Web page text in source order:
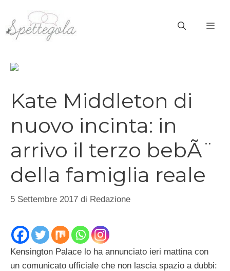
contenuto
Kate Middleton di
nuovo incinta: in
arrivo il terzo bebÃ¨
della famiglia reale
5 Settembre 2017 di Redazione
Kensington Palace lo ha annunciato ieri mattina con
un comunicato ufficiale che non lascia spazio a dubbi: